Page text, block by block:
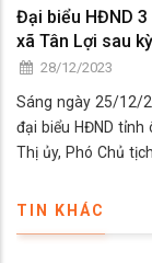
Đại biểu HĐND
xã Tân Lợi sau
28/12/2023
Sáng ngày 25/12/
đại biểu HĐND
Thị ủy, Phó Chủ
Tân Lợi sau kỳ họp
TIN KHÁC